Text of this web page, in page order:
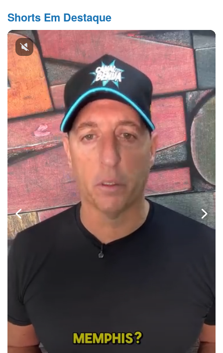
Shorts Em Destaque